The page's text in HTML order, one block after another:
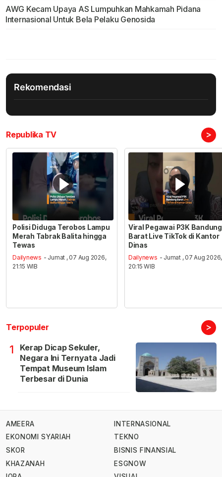
AWG Kecam Upaya AS Lumpuhkan Mahkamah Pidana
Internasional Untuk Bela Pelaku Genosida
Rekomendasi
Republika TV >
Polisi Diduga Terobos Lampu
Merah Tabrak Balita hingga
Tewas
Dailynews - Jumat , 07 Aug 2026,
21:15 WIB
Viral Pegawai P3K Bandung
Barat Live TikTok di Kantor
Dinas
Dailynews - Jumat , 07 Aug 2026,
20:15 WIB
Terpopuler >
1
Kerap Dicap Sekuler,
Negara Ini Ternyata Jadi
Tempat Museum Islam
Terbesar di Dunia
AMEERA
EKONOMI SYARIAH
SKOR
KHAZANAH
INTERNASIONAL
TEKNO
BISNIS FINANSIAL
ESGNOW